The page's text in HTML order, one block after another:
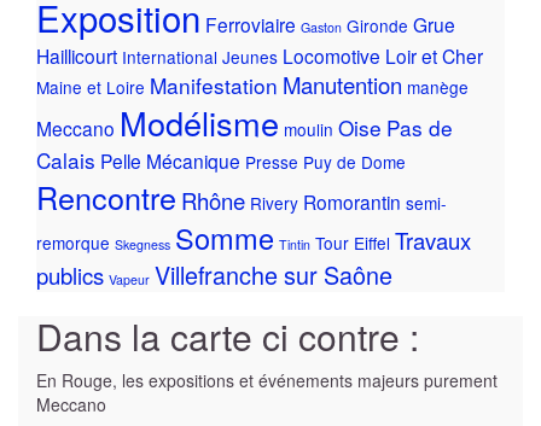
Exposition Ferroviaire Gaston Gironde Grue
Haillicourt International Jeunes Locomotive Loir et Cher
Maine et Loire Manifestation Manutention manège
Meccano Modélisme moulin Oise Pas de
Calais Pelle Mécanique Presse Puy de Dome
Rencontre Rhône Rivery Romorantin semi-
remorque Skegness Somme Tintin Tour Eiffel Travaux
publics Vapeur Villefranche sur Saône
Dans la carte ci contre :
En Rouge, les expositions et événements majeurs purement
Meccano